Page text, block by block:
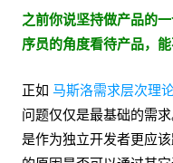
之前你说坚持做产品的
序员的角度看待产品，能
正如 马斯洛需求层次理
问题仅仅是最基础的需
是作为独立开发者更应